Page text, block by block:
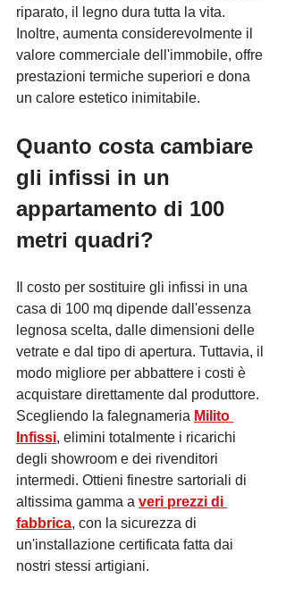
riparato, il legno dura tutta la vita.
Inoltre, aumenta considerevolmente il
valore commerciale dell'immobile, offre
prestazioni termiche superiori e dona
un calore estetico inimitabile.
Quanto costa cambiare
gli infissi in un
appartamento di 100
metri quadri?
Il costo per sostituire gli infissi in una
casa di 100 mq dipende dall'essenza
legnosa scelta, dalle dimensioni delle
vetrate e dal tipo di apertura. Tuttavia, il
modo migliore per abbattere i costi è
acquistare direttamente dal produttore.
Scegliendo la falegnameria Milito
Infissi, elimini totalmente i ricarichi
degli showroom e dei rivenditori
intermedi. Ottieni finestre sartoriali di
altissima gamma a veri prezzi di
fabbrica, con la sicurezza di
un'installazione certificata fatta dai
nostri stessi artigiani.